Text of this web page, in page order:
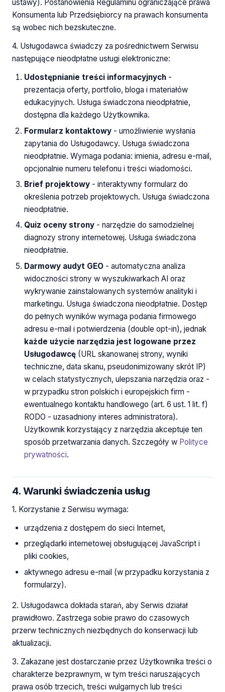
ustawy). Postanowienia Regulaminu ograniczające prawa
Konsumenta lub Przedsiębiorcy na prawach konsumenta
są wobec nich bezskuteczne.
4. Usługodawca świadczy za pośrednictwem Serwisu
następujące nieodpłatne usługi elektroniczne:
Udostępnianie treści informacyjnych -
prezentacja oferty, portfolio, bloga i materiałów
edukacyjnych. Usługa świadczona nieodpłatnie,
dostępna dla każdego Użytkownika.
Formularz kontaktowy - umożliwienie wysłania
zapytania do Usługodawcy. Usługa świadczona
nieodpłatnie. Wymaga podania: imienia, adresu e-mail,
opcjonalnie numeru telefonu i treści wiadomości.
Brief projektowy - interaktywny formularz do
określenia potrzeb projektowych. Usługa świadczona
nieodpłatnie.
Quiz oceny strony - narzędzie do samodzielnej
diagnozy strony internetowej. Usługa świadczona
nieodpłatnie.
Darmowy audyt GEO - automatyczna analiza
widoczności strony w wyszukiwarkach AI oraz
wykrywanie zainstalowanych systemów analityki i
marketingu. Usługa świadczona nieodpłatnie. Dostęp
do pełnych wyników wymaga podania firmowego
adresu e-mail i potwierdzenia (double opt-in), jednak
każde użycie narzędzia jest logowane przez
Usługodawcę (URL skanowanej strony, wyniki
techniczne, data skanu, pseudonimizowany skrót IP)
w celach statystycznych, ulepszania narzędzia oraz -
w przypadku stron polskich i europejskich firm -
ewentualnego kontaktu handlowego (art. 6 ust. 1 lit. f)
RODO - uzasadniony interes administratora).
Użytkownik korzystający z narzędzia akceptuje ten
sposób przetwarzania danych. Szczegóły w Polityce
prywatności.
4. Warunki świadczenia usług
1. Korzystanie z Serwisu wymaga:
urządzenia z dostępem do sieci Internet,
przeglądarki internetowej obsługującej JavaScript i
pliki cookies,
aktywnego adresu e-mail (w przypadku korzystania z
formularzy).
2. Usługodawca dokłada starań, aby Serwis działał
prawidłowo. Zastrzega sobie prawo do czasowych
przerw technicznych niezbędnych do konserwacji lub
aktualizacji.
3. Zakazane jest dostarczanie przez Użytkownika treści o
charakterze bezprawnym, w tym treści naruszających
prawa osób trzecich, treści wulgarnych lub treści